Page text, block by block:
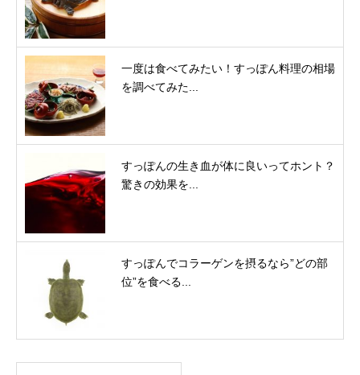
一度は食べてみたい！すっぽん料理の相場
を調べてみた...
すっぽんの生き血が体に良いってホント？
驚きの効果を...
すっぽんでコラーゲンを摂るなら”どの部
位”を食べる...